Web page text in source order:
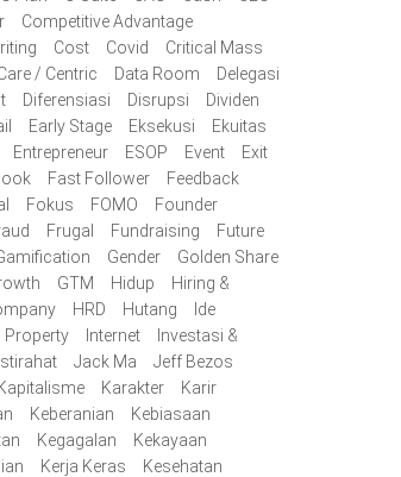
Competitive Advantage
Cost Covid
Critical Mass
/ Centric Data Room
Delegasi
Diferensiasi Disrupsi
Dividen
Early Stage Eksekusi
Ekuitas
Entrepreneur ESOP Event
Exit
Fast Follower
Feedback
Fokus FOMO
Founder
Frugal Fundraising
Future
Gender
Golden Share
GTM Hidup
Hiring &
HRD Hutang
Ide
Property Internet
Investasi &
Istirahat Jack Ma
Jeff Bezos
Kapitalisme Karakter
Karir
Keberanian
Kebiasaan
Kegagalan
Kekayaan
Kerja Keras
Kesehatan